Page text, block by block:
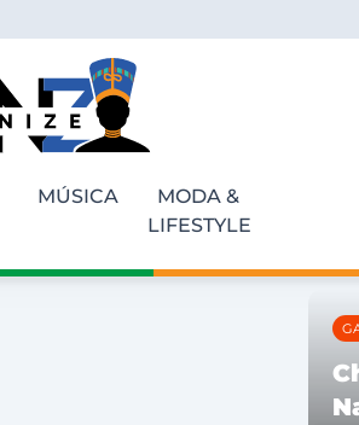
MÚSICA
MODA &
LIFESTYLE